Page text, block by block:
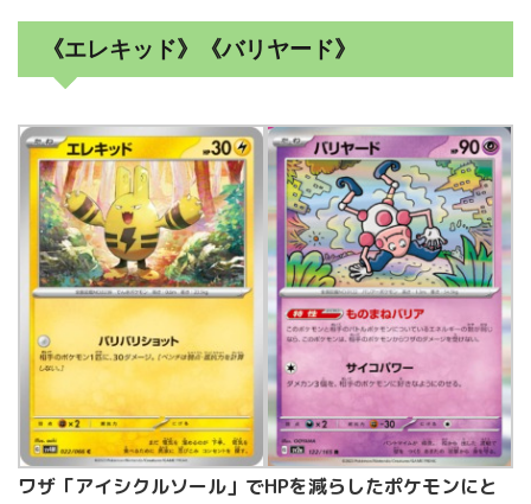
《エレキッド》《バリヤード》
ワザ「アイシクルソール」でHPを減らしたポケモンにと